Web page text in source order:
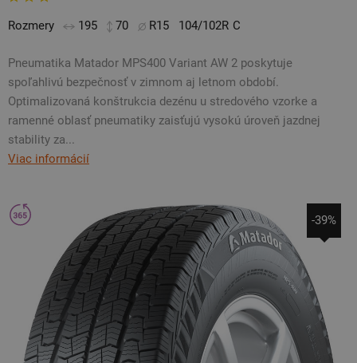
Rozmery 195 70 R15 104/102R C
Pneumatika Matador MPS400 Variant AW 2 poskytuje
spoľahlivú bezpečnosť v zimnom aj letnom období.
Optimalizovaná konštrukcia dezénu u stredového vzorke a
ramenné oblasť pneumatiky zaisťujú vysokú úroveň jazdnej
stability za...
Viac informácií
-39%